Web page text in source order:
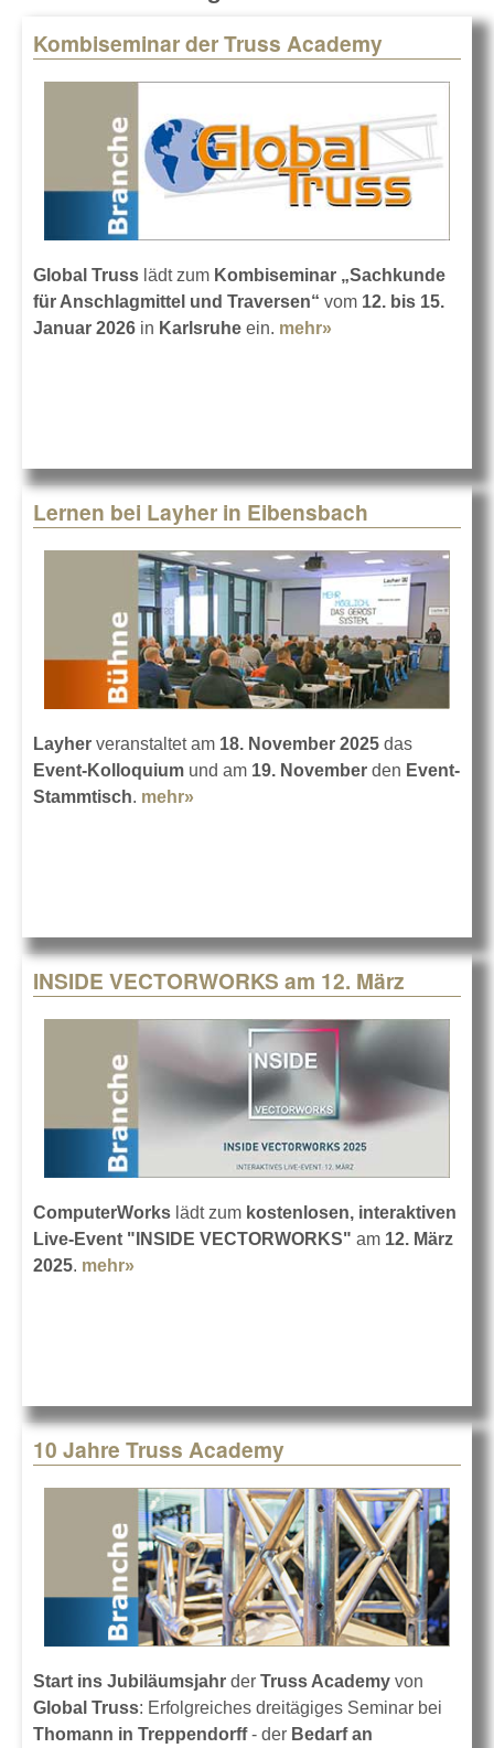
Kombiseminar der Truss Academy
Global Truss lädt zum Kombiseminar „Sachkunde
für Anschlagmittel und Traversen“ vom 12. bis 15.
Januar 2026 in Karlsruhe ein. mehr»
Lernen bei Layher in Eibensbach
Layher veranstaltet am 18. November 2025 das
Event-Kolloquium und am 19. November den Event-
Stammtisch. mehr»
INSIDE VECTORWORKS am 12. März
ComputerWorks lädt zum kostenlosen, interaktiven
Live-Event "INSIDE VECTORWORKS" am 12. März
2025. mehr»
10 Jahre Truss Academy
Start ins Jubiläumsjahr der Truss Academy von
Global Truss: Erfolgreiches dreitägiges Seminar bei
Thomann in Treppendorff- der Bedarf an
Pages